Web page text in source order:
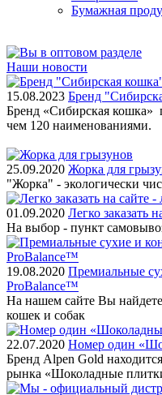
Бумажная
Наши новости
15.08.2023 Бренд
Бренд «Сибирская кошка»
чем 120 наименованиями.
25.09.2020 Жорка для
"Жорка" - экологически
01.09.2020 Легко заказать
На выбор - пункт
19.08.2020 Премиальные
ProBalance™
На нашем сайте Вы
кошек и собак
22.07.2020 Номер один
Бренд Alpen Gold
рынка «Шоколадные